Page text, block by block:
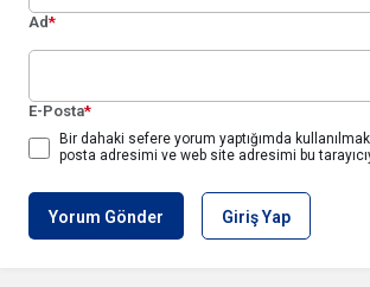
Ad*
E-Posta*
Bir dahaki sefere yorum yaptığımda
posta adresimi ve web site adresimi bu
Yorum Gönder Giriş Yap